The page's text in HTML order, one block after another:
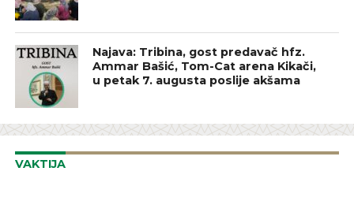
Najava: Tribina, gost predavač hfz.
Ammar Bašić, Tom-Cat arena Kikači,
u petak 7. augusta poslije akšama
VAKTIJA